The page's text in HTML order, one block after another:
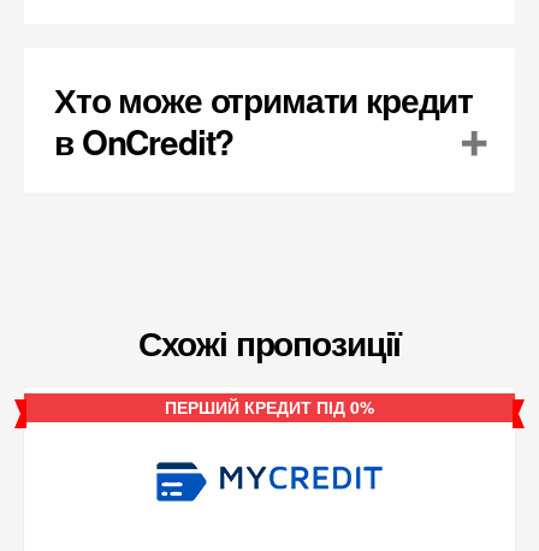
Хто може отримати кредит
в OnCredit?
Схожі пропозиції
ПЕРШИЙ КРЕДИТ ПІД 0%